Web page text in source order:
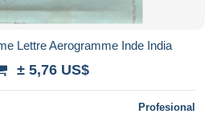
Lettre Aerogramme Inde India
± 5,76 US$
Profesional